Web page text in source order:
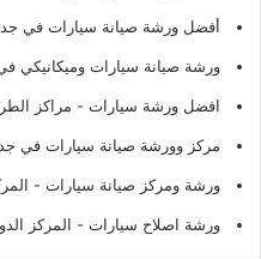
أفضل ورشة صيانة سيارات في
ورشة صيانة سيارات وميكانيكي
افضل ورشة سيارات - مراكز
مركز وورشة صيانة سيارات في
ورشة ومركز صيانة سيارات -
ورشة اصلاح سيارات - المركز